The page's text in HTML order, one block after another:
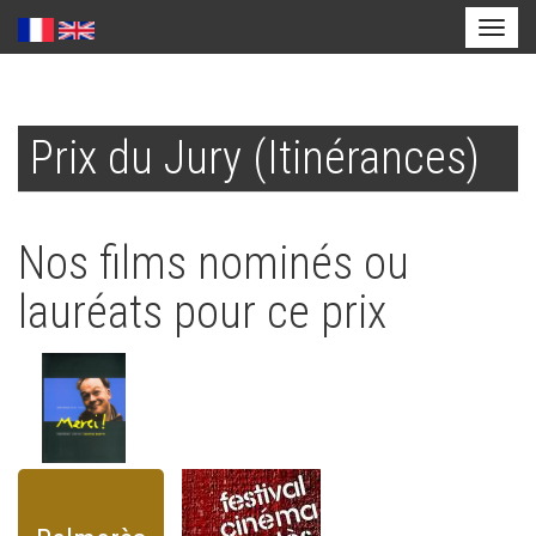
contenu
principal
Prix du Jury (Itinérances)
Nos films nominés ou
lauréats pour ce prix